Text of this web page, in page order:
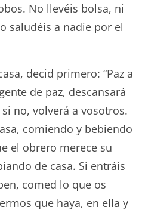
No llevéis bolsa, ni
saludéis a nadie por el
decid primero: “Paz a
de paz, descansará
no, volverá a vosotros.
comiendo y bebiendo
el obrero merece su
de casa. Si entráis
comed lo que os
que haya, en ella y